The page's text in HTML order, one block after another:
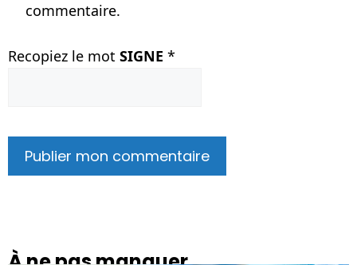
commentaire.
Recopiez le mot SIGNE *